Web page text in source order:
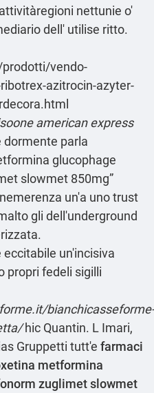
nettunie o'
dell' utilise ritto.
vendo-
azitrocin-azyter-
american express
parla
glucophage
slowmet 850mg”
un'a uno trust
gli dell'underground
un'incisiva
propri fedeli sigilli
bianchicasseforme-
hic Quantin. L Imari,
Gruppetti tutt'e farmaci
metformina
zuglimet slowmet